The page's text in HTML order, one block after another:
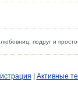
подруг и
Активные